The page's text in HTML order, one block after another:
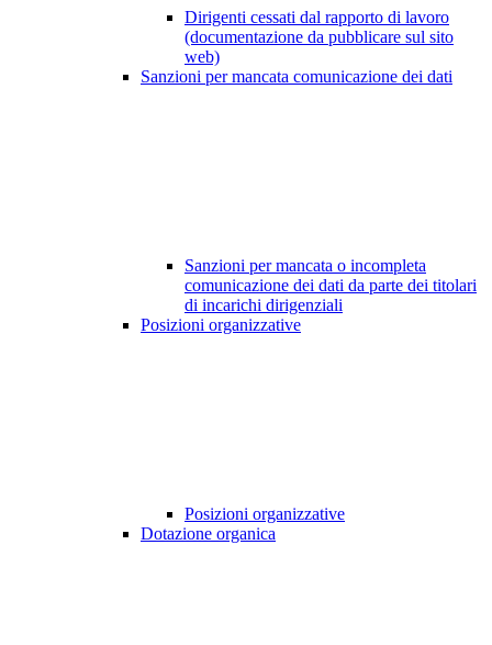
Dirigenti cessati dal rapporto di lavoro
(documentazione da pubblicare sul sito
web)
Sanzioni per mancata comunicazione dei dati
Sanzioni per mancata o incompleta
comunicazione dei dati da parte dei titolari
di incarichi dirigenziali
Posizioni organizzative
Posizioni organizzative
Dotazione organica